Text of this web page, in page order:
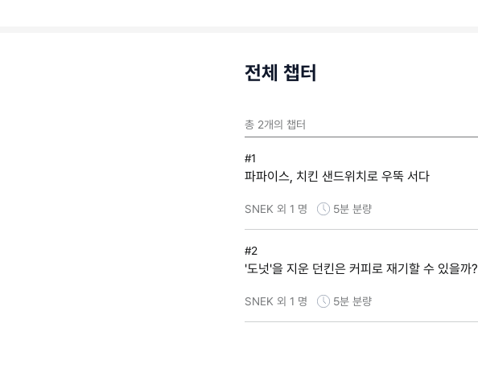
전체 챕터
총 2개의 챕터
#1
파파이스, 치킨 샌드위치로 우뚝 서다
SNEK 외 1 명 5분 분량
#2
'도넛'을 지운 던킨은 커피로 재기할 수 있을까?
SNEK 외 1 명 5분 분량